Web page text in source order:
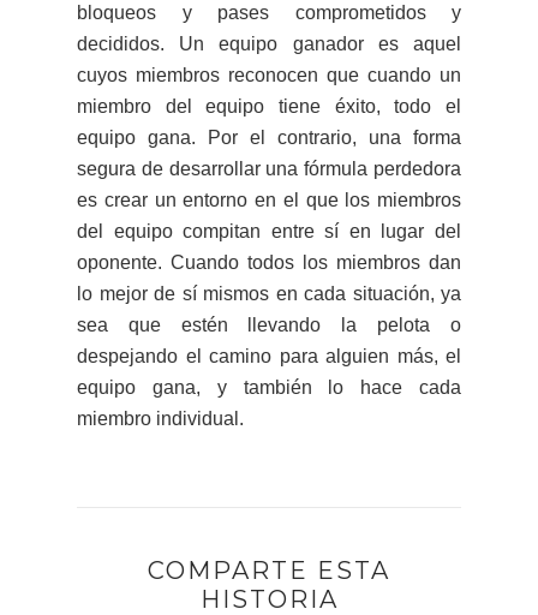
bloqueos y pases comprometidos y
decididos. Un equipo ganador es aquel
cuyos miembros reconocen que cuando un
miembro del equipo tiene éxito, todo el
equipo gana. Por el contrario, una forma
segura de desarrollar una fórmula perdedora
es crear un entorno en el que los miembros
del equipo compitan entre sí en lugar del
oponente. Cuando todos los miembros dan
lo mejor de sí mismos en cada situación, ya
sea que estén llevando la pelota o
despejando el camino para alguien más, el
equipo gana, y también lo hace cada
miembro individual.
COMPARTE ESTA
HISTORIA